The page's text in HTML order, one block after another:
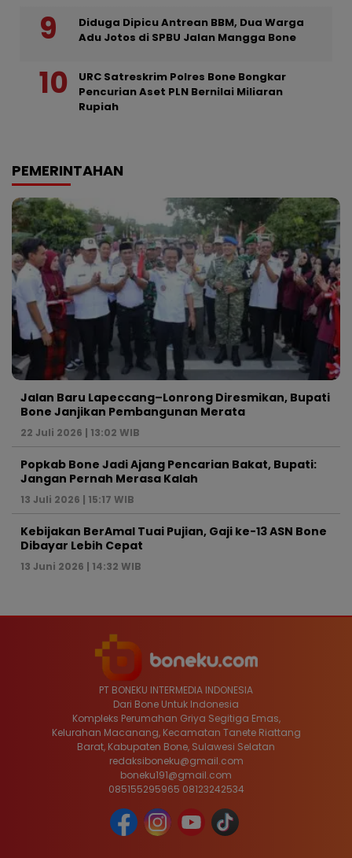
Diduga Dipicu Antrean BBM, Dua Warga
Adu Jotos di SPBU Jalan Mangga Bone
URC Satreskrim Polres Bone Bongkar
Pencurian Aset PLN Bernilai Miliaran
Rupiah
PEMERINTAHAN
Jalan Baru Lapeccang–Lonrong Diresmikan, Bupati
Bone Janjikan Pembangunan Merata
22 Juli 2026 | 13:02 WIB
Popkab Bone Jadi Ajang Pencarian Bakat, Bupati:
Jangan Pernah Merasa Kalah
13 Juli 2026 | 15:17 WIB
Kebijakan BerAmal Tuai Pujian, Gaji ke-13 ASN Bone
Dibayar Lebih Cepat
13 Juni 2026 | 14:32 WIB
PT BONEKU INTERMEDIA INDONESIA
Dari Bone Untuk Indonesia
Kompleks Perumahan Griya Segitiga Emas,
Kelurahan Macanang, Kecamatan Tanete Riattang
Barat, Kabupaten Bone, Sulawesi Selatan
redaksiboneku@gmail.com
boneku191@gmail.com
085155295965 08123242534